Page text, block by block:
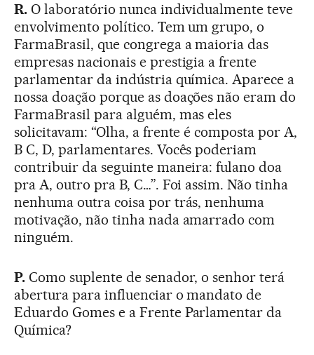
R.O laboratório nunca individualmente teve
envolvimento político. Tem um grupo, o
FarmaBrasil, que congrega a maioria das
empresas nacionais e prestigia a frente
parlamentar da indústria química. Aparece a
nossa doação porque as doações não eram do
FarmaBrasil para alguém, mas eles
solicitavam: “Olha, a frente é composta por A,
B C, D, parlamentares. Vocês poderiam
contribuir da seguinte maneira: fulano doa
pra A, outro pra B, C…”. Foi assim. Não tinha
nenhuma outra coisa por trás, nenhuma
motivação, não tinha nada amarrado com
ninguém.
P. Como suplente de senador, o senhor terá
abertura para influenciar o mandato de
Eduardo Gomes e a Frente Parlamentar da
Química?